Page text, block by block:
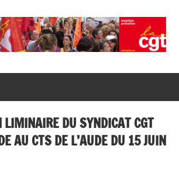
CGT
insertion
probation
LIMINAIRE DU SYNDICAT CGT
AU CTS DE L’AUDE DU 15 JUIN